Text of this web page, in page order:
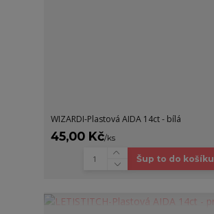
WIZARDI-Plastová AIDA 14ct - bílá
45,00 Kč/ks
Šup to do košíku